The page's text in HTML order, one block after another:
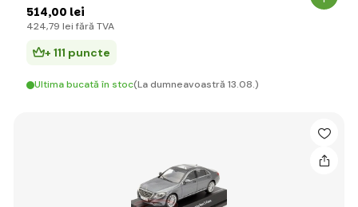
514,00 lei
424,79 lei fără TVA
+ 111 puncte
Ultima bucată în stoc(La dumneavoastră 13.08.)